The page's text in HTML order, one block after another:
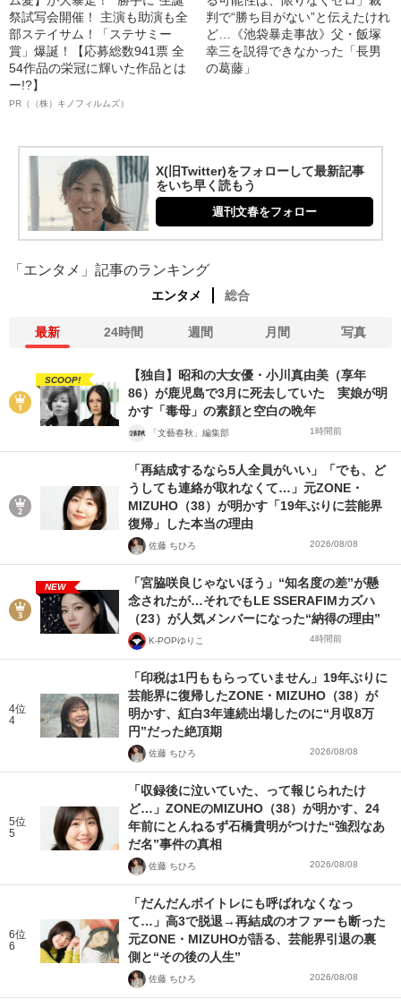
祭試写会開催！ 主演も助演も全
部ステイサム！「ステサミー
賞」爆誕！【応募総数941票 全
54作品の栄冠に輝いた作品とは
ー!?】
PR（（株）キノフィルムズ）
判で“勝ち目がない”と伝えたけれ
ど…《池袋暴走事故》父・飯塚
幸三を説得できなかった「長男
の葛藤」
X(旧Twitter)をフォローして最新記事
をいち早く読もう
週刊文春をフォロー
「エンタメ」記事のランキング
エンタメ 総合
最新 24時間 週間 月間 写真
SCOOP!
【独自】昭和の大女優・小川真由美（享年
86）が鹿児島で3月に死去していた 実娘が明
かす「毒母」の素顔と空白の晩年
「文藝春秋」編集部 1時間前
「再結成するなら5人全員がいい」「でも、ど
うしても連絡が取れなくて…」元ZONE・
MIZUHO（38）が明かす「19年ぶりに芸能界
復帰」した本当の理由
佐藤 ちひろ 2026/08/08
NEW
「宮脇咲良じゃないほう」“知名度の差”が懸
念されたが…それでもLE SSERAFIMカズハ
（23）が人気メンバーになった“納得の理由”
K-POPゆりこ 4時間前
4位
4
「印税は1円ももらっていません」19年ぶりに
芸能界に復帰したZONE・MIZUHO（38）が
明かす、紅白3年連続出場したのに“月収8万
円”だった絶頂期
佐藤 ちひろ 2026/08/08
5位
5
「収録後に泣いていた、って報じられたけ
ど…」ZONEのMIZUHO（38）が明かす、24
年前にとんねるず石橋貴明がつけた“強烈なあ
だ名”事件の真相
佐藤 ちひろ 2026/08/08
6位
6
「だんだんボイトレにも呼ばれなくなっ
て…」高3で脱退→再結成のオファーも断った
元ZONE・MIZUHOが語る、芸能界引退の裏
側と“その後の人生”
佐藤 ちひろ 2026/08/08